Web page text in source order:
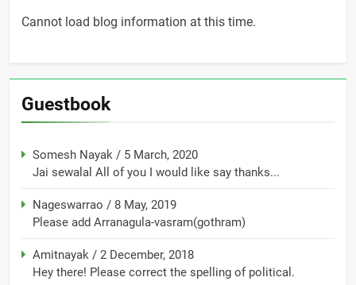
Cannot load blog information at this time.
Guestbook
Somesh Nayak / 5 March, 2020
Jai sewalal All of you I would like say thanks...
Nageswarrao / 8 May, 2019
Please add Arranagula-vasram(gothram)
Amitnayak / 2 December, 2018
Hey there! Please correct the spelling of political.